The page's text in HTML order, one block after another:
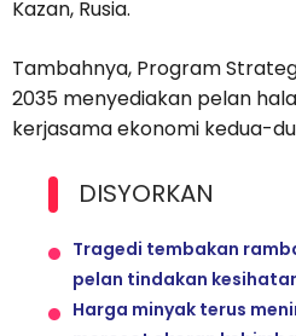
Kazan, Rusia.
Tambahnya, Program
2035 menyediakan pelan
kerjasama ekonomi kedua-
DISYORKAN
Tragedi tembakan
pelan tindakan
Harga minyak terus